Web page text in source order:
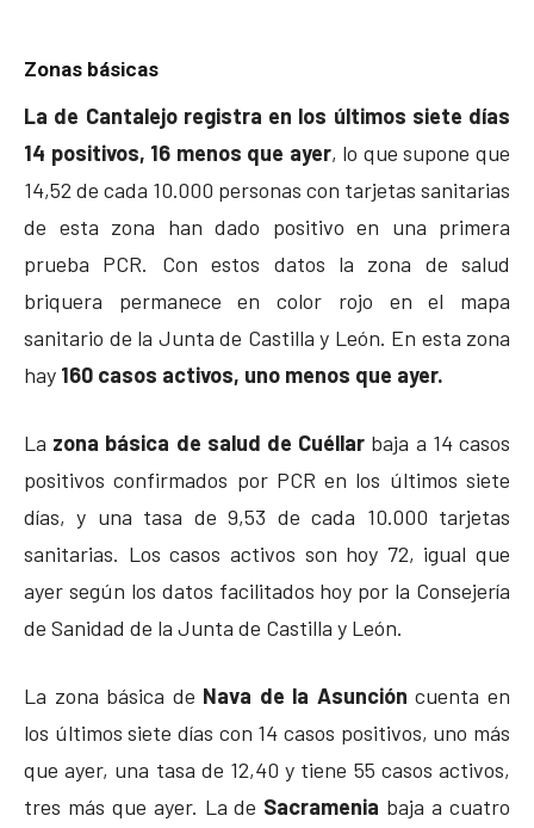
Zonas básicas
La de Cantalejo registra en los últimos siete días
14 positivos, 16 menos que ayer, lo que supone que
14,52 de cada 10.000 personas con tarjetas sanitarias
de esta zona han dado positivo en una primera
prueba PCR. Con estos datos la zona de salud
briquera permanece en color rojo en el mapa
sanitario de la Junta de Castilla y León. En esta zona
hay 160 casos activos, uno menos que ayer.
La zona básica de salud de Cuéllar baja a 14 casos
positivos confirmados por PCR en los últimos siete
días, y una tasa de 9,53 de cada 10.000 tarjetas
sanitarias. Los casos activos son hoy 72, igual que
ayer según los datos facilitados hoy por la Consejería
de Sanidad de la Junta de Castilla y León.
La zona básica de Nava de la Asunción cuenta en
los últimos siete días con 14 casos positivos, uno más
que ayer, una tasa de 12,40 y tiene 55 casos activos,
tres más que ayer. La de Sacramenia baja a cuatro